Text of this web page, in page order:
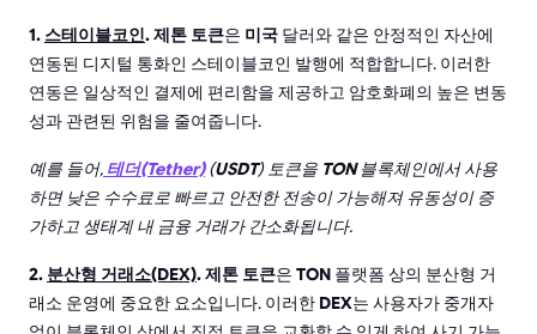
1. 스테이블코인. 제톤 토큰은 미국 달러와 같은 안정적인 자산에
연동된 디지털 통화인 스테이블코인 발행에 적합합니다. 이러한
연동은 일상적인 결제에 편리함을 제공하고 암호화폐의 높은 변동
성과 관련된 위험을 줄여줍니다.
예를 들어, 테더(Tether)(USDT) 토큰을 TON블록체인에서 사용
하면 낮은 수수료로 빠르고 안전한 전송이 가능해져 유동성이 증
가하고 생태계 내 금융 거래가 간소화됩니다.
2. 분산형 거래소(DEX). 제톤 토큰은 TON 플랫폼 상의 분산형 거
래소 운영에 중요한 요소입니다. 이러한 DEX는 사용자가 중개자